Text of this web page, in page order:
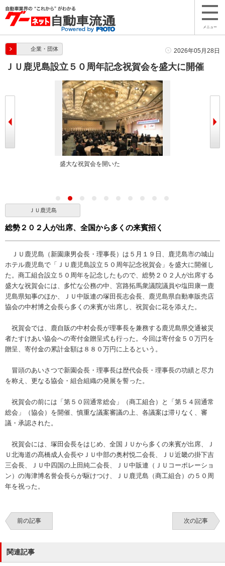
メニュー
企業・団体 2026年05月28日
ＪＵ鹿児島設立５０周年記念祝賀会を盛大に開催
宮路衆議院議員が祝辞を述べた
ＪＵ鹿児島
総勢２０２人が出席、全国から多くの来賓招く
ＪＵ鹿児島（新園康男会長・理事長）は５月１９日、鹿児島市の城山
ホテル鹿児島で「ＪＵ鹿児島設立５０周年記念祝賀会」を盛大に開催し
た。商工組合設立５０周年を記念したもので、総勢２０２人が出席する
盛大な祝賀会には、多忙な公務の中、宮路拓馬衆議院議員や塩田康一鹿
児島県知事のほか、ＪＵ中販連の塚田長志会長、鹿児島県自動車販売店
協会の中村博之会長ら多くの来賓が出席し、祝賀会に花を添えた。
祝賀会では、鹿自販の中村会長が理事長を兼務する鹿児島県交通被災
者たすけあい協会への寄付金贈呈式も行った。今回は寄付金５０万円を
贈呈、寄付金の累計金額は８８０万円に上るという。
冒頭のあいさつで新園会長・理事長は歴代会長・理事長の功績と尽力
を称え、更なる協会・組合組織の発展を誓った。
祝賀会の前には「第５０回通常総会」（商工組合）と「第５４回通常
総会」（協会）を開催、慎重な議案審議の上、各議案は滞りなく、審
議・承認された。
祝賀会には、塚田会長をはじめ、全国ＪＵから多くの来賓が出席、Ｊ
Ｕ北海道の髙橋成人会長やＪＵ中部の奥村悦二会長、ＪＵ近畿の掛下吉
三会長、ＪＵ中四国の上田純二会長、ＪＵ中販連（ＪＵコーポレーショ
ン）の海津博名誉会長らが駆けつけ、ＪＵ鹿児島（商工組合）の５０周
年を祝った。
前の記事 次の記事
関連記事